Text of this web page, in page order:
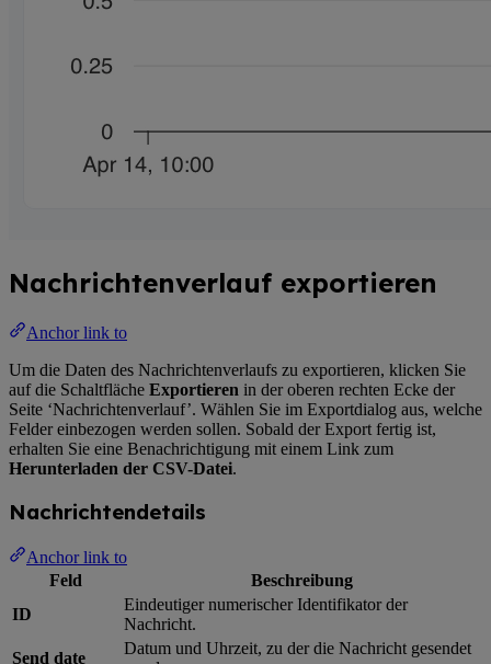
Nachrichtenverlauf exportieren
Anchor link to
Um die Daten des Nachrichtenverlaufs zu exportieren, klicken Sie
auf die Schaltfläche Exportieren in der oberen rechten Ecke der
Seite ‘Nachrichtenverlauf’. Wählen Sie im Exportdialog aus, welche
Felder einbezogen werden sollen. Sobald der Export fertig ist,
erhalten Sie eine Benachrichtigung mit einem Link zum
Herunterladen der CSV-Datei.
Nachrichtendetails
Anchor link to
Feld
Beschreibung
ID
Eindeutiger numerischer Identifikator der
Nachricht.
Send date
Datum und Uhrzeit, zu der die Nachricht gesendet